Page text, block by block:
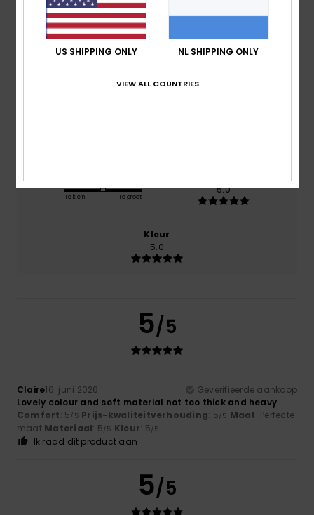
april 2026
100% van onze klanten bevelen dit product aan
Te klein Te groot
5.0
Kleur
5.0
5/5
Claire16. juni 2026
Geverifieerde aankoop
Lovely colour and soft material not too thick and heavy
Comfort: 5/5 Prijs-kwaliteitverhouding: 5/5 Maat: Perfecte
maat Materiaal: 5/5 Kleur: 5/5
Ik raad dit product aan
5/5
US SHIPPING ONLY NL SHIPPING ONLY
VIEW ALL COUNTRIES